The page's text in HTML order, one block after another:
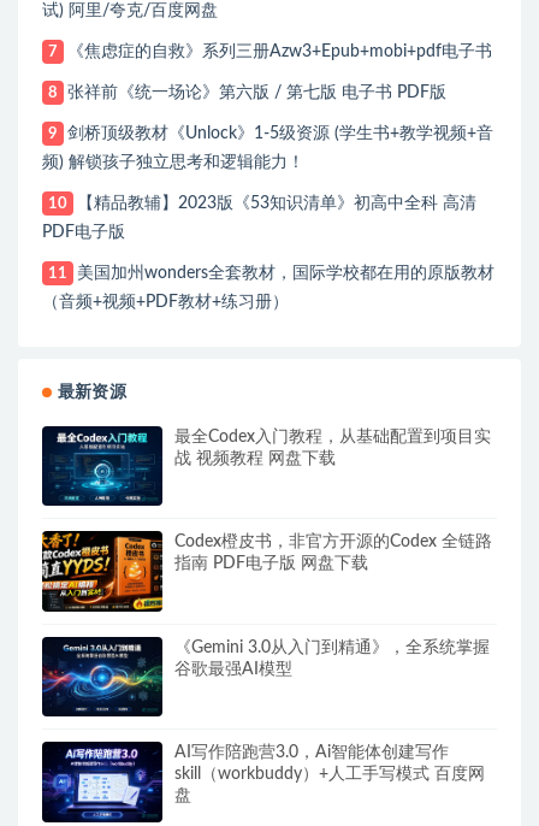
试) 阿里/夸克/百度网盘
7 《焦虑症的自救》系列三册Azw3+Epub+mobi+pdf电子书
8 张祥前《统一场论》第六版 / 第七版 电子书 PDF版
9
剑桥顶级教材《Unlock》1-5级资源 (学生书+教学视频+音
频) 解锁孩子独立思考和逻辑能力！
10
【精品教辅】2023版《53知识清单》初高中全科 高清
PDF电子版
11
美国加州wonders全套教材，国际学校都在用的原版教材
（音频+视频+PDF教材+练习册）
最新资源
最全Codex入门教程，从基础配置到项目实
战 视频教程 网盘下载
Codex橙皮书，非官方开源的Codex 全链路
指南 PDF电子版 网盘下载
《Gemini 3.0从入门到精通》，全系统掌握
谷歌最强AI模型
AI写作陪跑营3.0，Ai智能体创建写作
skill（workbuddy）+人工手写模式 百度网
盘